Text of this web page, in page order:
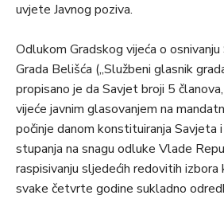
uvjete Javnog poziva.
Odlukom Gradskog vijeća o
Grada Belišća („Službeni glasnik
propisano je da Savjet broji 5
vijeće javnim glasovanjem na
počinje danom konstituiranja Savjeta
stupanja na snagu odluke Vlade
raspisivanju sljedećih redovitih izbora
svake četvrte godine sukladno